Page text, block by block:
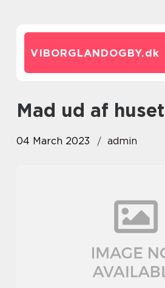
VIBORGLANDOGBY.dk
mad ud af huset
04 March 2023 admin